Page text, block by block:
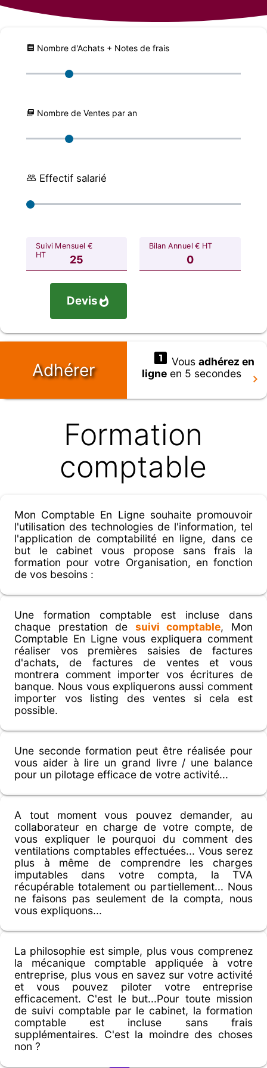
Nombre d'Achats + Notes de frais
Nombre de Ventes par an
Effectif salarié
Suivi Mensuel €
HT
Bilan Annuel € HT
Devis
Adhérer Vousadhérez en
ligneen 5 secondes
Formation
comptable
Mon Comptable En Ligne souhaite promouvoir
l'utilisation des technologies de l'information, tel
l'application de comptabilité en ligne, dans ce
but le cabinet vous propose sans frais la
formation pour votre Organisation, en fonction
de vos besoins :
Une formation comptable est incluse dans
chaque prestation de suivi comptable, Mon
Comptable En Ligne vous expliquera comment
réaliser vos premières saisies de factures
d'achats, de factures de ventes et vous
montrera comment importer vos écritures de
banque. Nous vous expliquerons aussi comment
importer vos listing des ventes si cela est
possible.
Une seconde formation peut être réalisée pour
vous aider à lire un grand livre / une balance
pour un pilotage efficace de votre activité...
A tout moment vous pouvez demander, au
collaborateur en charge de votre compte, de
vous expliquer le pourquoi du comment des
ventilations comptables effectuées... Vous serez
plus à même de comprendre les charges
imputables dans votre compta, la TVA
récupérable totalement ou partiellement... Nous
ne faisons pas seulement de la compta, nous
vous expliquons...
La philosophie est simple, plus vous comprenez
la mécanique comptable appliquée à votre
entreprise, plus vous en savez sur votre activité
et vous pouvez piloter votre entreprise
efficacement. C'est le but...Pour toute mission
de suivi comptable par le cabinet, la formation
comptable est incluse sans frais
supplémentaires. C'est la moindre des choses
non ?